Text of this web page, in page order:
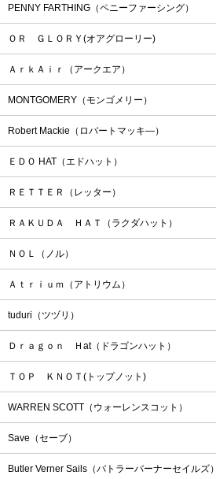
PENNY FARTHING（ペニーファーシング）
ＯＲ ＧＬＯＲＹ(オアグローリー)
ＡｒｋＡｉｒ（アークエア）
MONTGOMERY（モンゴメリー）
Robert Mackie（ロバートマッキ―）
ＥＤＯ HAT（エドハット）
ＲＥＴＴＥＲ（レッター）
ＲＡＫＵＤＡ ＨＡＴ（ラクダハット）
ＮＯＬ（ノル）
Ａｔｒｉｕｍ（アトリウム）
tuduri（ツヅリ）
Ｄｒａｇｏｎ Ｈat（ドラゴンハット）
ＴＯＰ ＫＮＯＴ(トップノット)
WARREN SCOTT（ウォーレンスコット）
Save（セーブ）
Butler Verner Sails（バトラーバーナーセイルズ）